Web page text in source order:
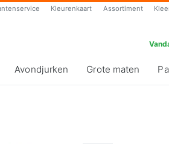
Kleurenkaart Assortiment
Avondjurken Grote maten